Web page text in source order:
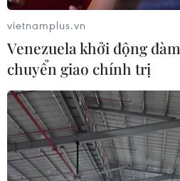
đầu đạn công phá mạnh
18/04/2019 01:31
KCNA không mô tả cụ thể loại
thuật” ám chỉ một loại vũ khí
những tên lửa đạn đạo vốn bị
dọa.
vietnamplus.vn
Venezuela khởi động
chuyển giao chính trị